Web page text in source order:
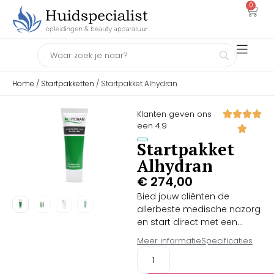
0
Home / Startpakketten / Startpakket Alhydran
Klanten geven ons
een 4.9
Startpakket
Alhydran
€ 274,00
Bied jouw cliënten de
allerbeste medische nazorg
en start direct met een
productverkoop dankzij het
complete Alhydran
Meer informatieSpecificaties